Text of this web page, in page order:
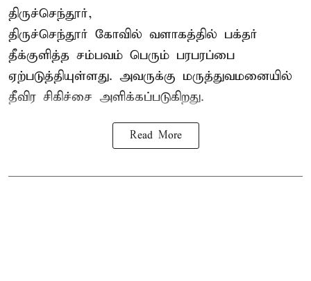
திருச்செந்தூர்,
திருச்செந்தூர் கோவில் வளாகத்தில் பக்தர்
தீக்குளித்த சம்பவம் பெரும் பரபரப்பை
ஏற்படுத்தியுள்ளது. அவருக்கு மருத்துவமனையில்
தீவிர சிகிச்சை அளிக்கப்படுகிறது.
Read More